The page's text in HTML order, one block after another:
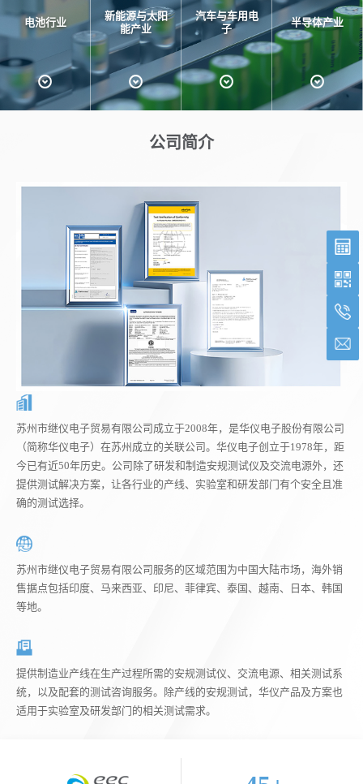
电池行业
新能源与太阳
能产业
汽车与车用电
子
半导体产业
公司简介
苏州市继仪电子贸易有限公司成立于2008年，是华仪电子股份有限公司
（简称华仪电子）在苏州成立的关联公司。华仪电子创立于1978年，距
今已有近50年历史。公司除了研发和制造安规测试仪及交流电源外，还
提供测试解决方案，让各行业的产线、实验室和研发部门有个安全且准
确的测试选择。
苏州市继仪电子贸易有限公司服务的区域范围为中国大陆市场，海外销
售据点包括印度、马来西亚、印尼、菲律宾、泰国、越南、日本、韩国
等地。
提供制造业产线在生产过程所需的安规测试仪、交流电源、相关测试系
统，以及配套的测试咨询服务。除产线的安规测试，华仪产品及方案也
适用于实验室及研发部门的相关测试需求。